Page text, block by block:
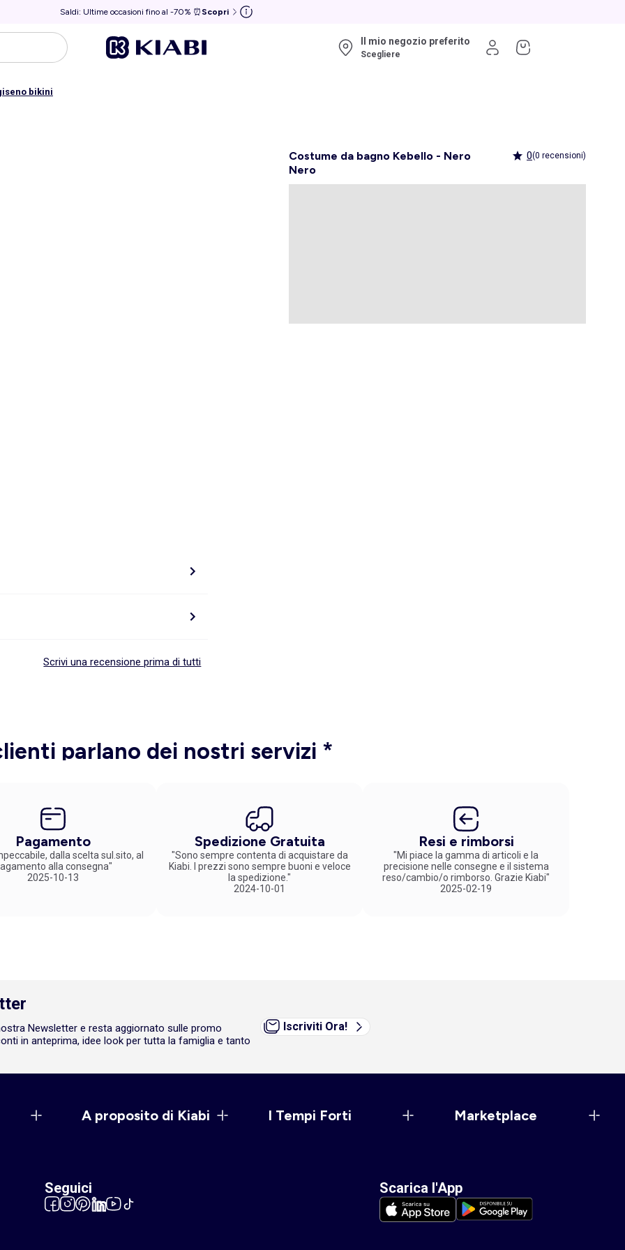
Saldi: Ultime occasioni fino al -70% ⏰ Scopri
Il mio negozio preferito
Scegliere
bikini
Costume da bagno Kebello - Nero
Nero
0(0 recensioni)
Scrivi una recensione prima di tutti
parlano dei nostri servizi *
Pagamento
dalla scelta sul.sito, al
alla consegna"
2025-10-13
Spedizione Gratuita
"Sono sempre contenta di acquistare da
Kiabi. I prezzi sono sempre buoni e veloce
la spedizione."
2024-10-01
Resi e rimborsi
"Mi piace la gamma di articoli e la
precisione nelle consegne e il sistema
reso/cambio/o rimborso. Grazie Kiabi"
2025-02-19
Newsletter e resta aggiornato sulle promo
in anteprima, idee look per tutta la famiglia e tanto
Iscriviti Ora!
A proposito di Kiabi I Tempi Forti Marketplace
Seguici Scarica l'App